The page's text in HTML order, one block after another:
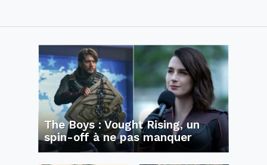
The Boys : Vought Rising, un
spin-off à ne pas manquer